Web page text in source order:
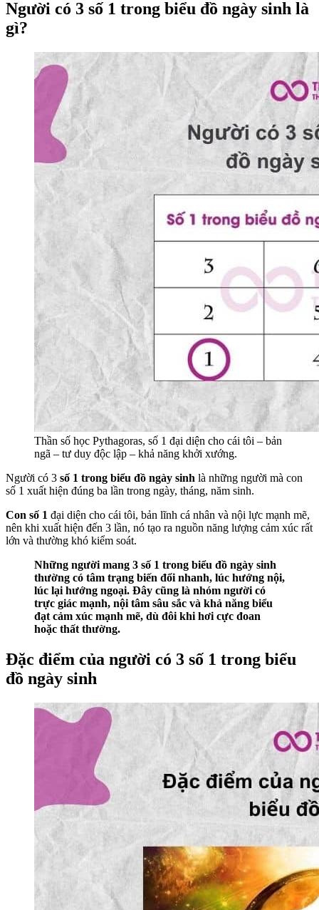
Người có 3 số 1 trong biểu đồ ngày sinh là
gì?
Thần số học Pythagoras, số 1 đại diện cho cái tôi – bản
ngã – tư duy độc lập – khả năng khởi xướng.
Người có 3 số 1 trong biểu đồ ngày sinh là những người mà con
số 1 xuất hiện đúng ba lần trong ngày, tháng, năm sinh.
Con số 1 đại diện cho cái tôi, bản lĩnh cá nhân và nội lực mạnh mẽ,
nên khi xuất hiện đến 3 lần, nó tạo ra nguồn năng lượng cảm xúc rất
lớn và thường khó kiểm soát.
Những người mang 3 số 1 trong biểu đồ ngày sinh
thường có tâm trạng biến đổi nhanh, lúc hướng nội,
lúc lại hướng ngoại. Đây cũng là nhóm người có
trực giác mạnh, nội tâm sâu sắc và khả năng biểu
đạt cảm xúc mạnh mẽ, dù đôi khi hơi cực đoan
hoặc thất thường.
Đặc điểm của người có 3 số 1 trong biểu
đồ ngày sinh